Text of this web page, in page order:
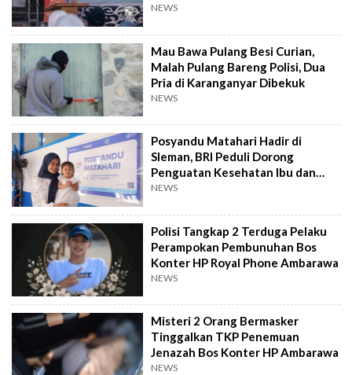
NEWS
Mau Bawa Pulang Besi Curian,
Malah Pulang Bareng Polisi, Dua
Pria di Karanganyar Dibekuk
NEWS
Posyandu Matahari Hadir di
Sleman, BRI Peduli Dorong
Penguatan Kesehatan Ibu dan
Anak
NEWS
Polisi Tangkap 2 Terduga Pelaku
Perampokan Pembunuhan Bos
Konter HP Royal Phone Ambarawa
NEWS
Misteri 2 Orang Bermasker
Tinggalkan TKP Penemuan
Jenazah Bos Konter HP Ambarawa
NEWS